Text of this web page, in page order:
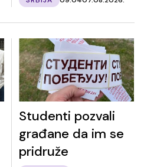
Studenti pozvali
građane da im se
pridruže